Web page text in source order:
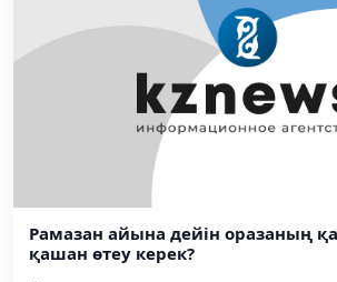
Рамазан айына дейін оразаның
қашан өтеу керек?